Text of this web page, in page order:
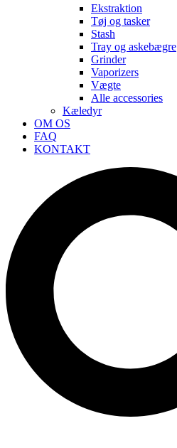
Ekstraktion
Tøj og tasker
Stash
Tray og askebægre
Grinder
Vaporizers
Vægte
Alle accessories
Kæledyr
OM OS
FAQ
KONTAKT